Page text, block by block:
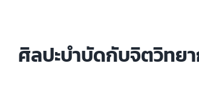
ศิลปะบำบัดกับจิตวิทยา